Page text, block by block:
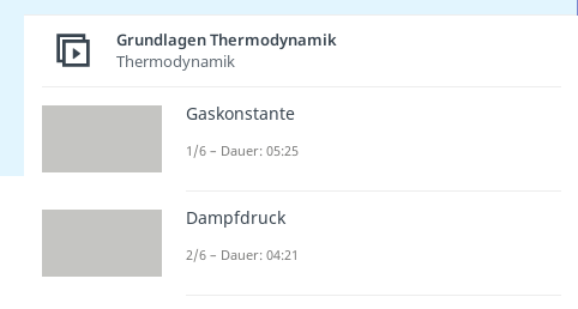
Grundlagen Thermodynamik
Thermodynamik
Gaskonstante
1/6 – Dauer: 05:25
Dampfdruck
2/6 – Dauer: 04:21